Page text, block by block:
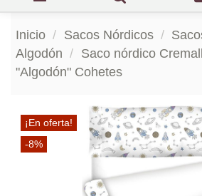
Inicio Sacos Nórdicos
Algodón
Saco nórdico
"Algodón" Cohetes
¡En oferta!
-8%